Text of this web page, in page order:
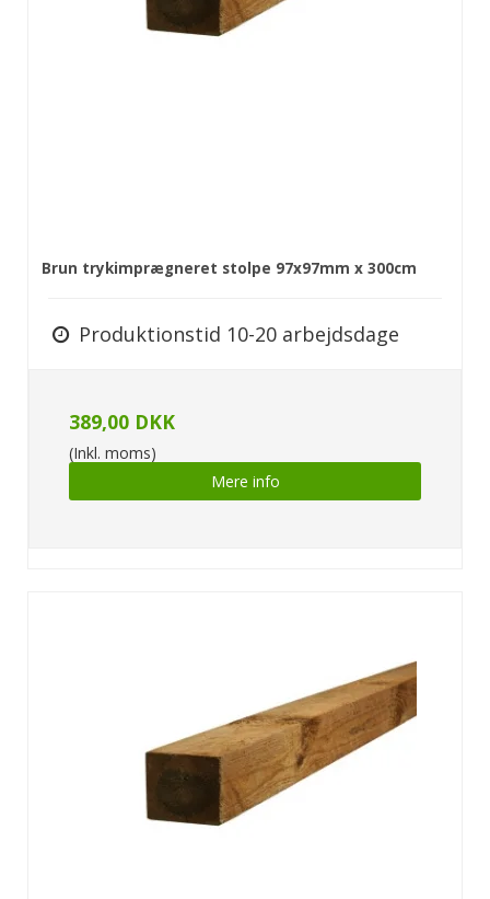
Brun trykimprægneret stolpe 97x97mm x 300cm
Produktionstid 10-20 arbejdsdage
389,00 DKK
(Inkl. moms)
Mere info